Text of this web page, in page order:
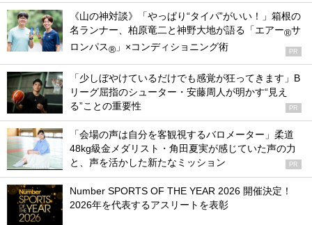
《山の神対談》「やっぱり“タイパ”がいい！」箱根の
名ランナー、柏原竜二と神野大地が語る「エアー®サ
ロンパス® 」×コンディショニング術 PR
「少しぼやけているだけでも感覚が狂ってきます」B
リーグ屈指のシューター・安藤周人が明かす“見え
る”ことの重要性
PR
「会場の声は自分を客観視するバロメーター」柔道
48kg級金メダリスト・角田夏実が感じていた声の力
と、声を活かした新たなミッション
PR
Number SPORTS OF THE YEAR 2026 開催決定！
2026年を代表するアスリートを表彰